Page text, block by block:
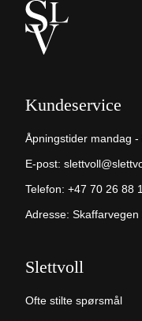
Kundeservice
Åpningstider mandag
E-post:
Telefon: +47 70 26 88
Adresse:
Slettvoll
Ofte stilte spørsmål